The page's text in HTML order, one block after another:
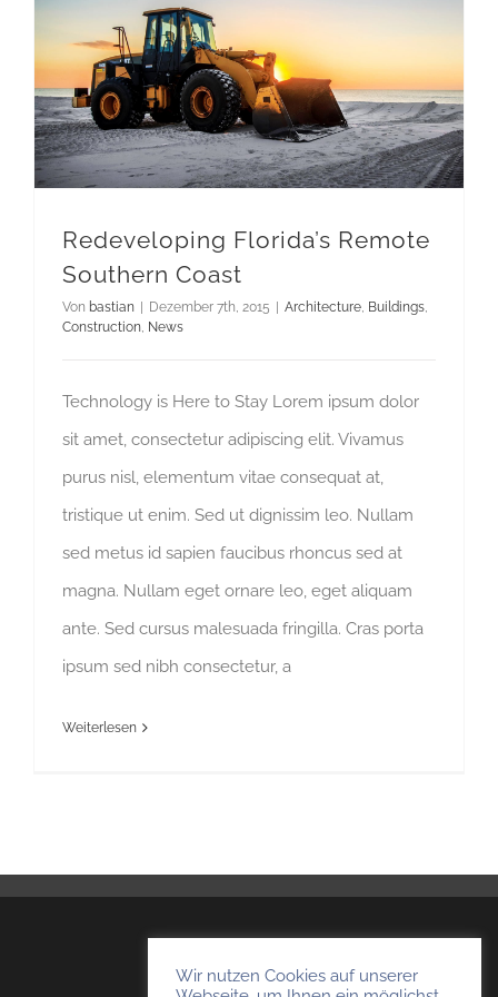
Redeveloping Florida’s Remote
Southern Coast
Von bastian | Dezember 7th, 2015 | Architecture, Buildings,
Construction, News
Technology is Here to Stay Lorem ipsum dolor
sit amet, consectetur adipiscing elit. Vivamus
purus nisl, elementum vitae consequat at,
tristique ut enim. Sed ut dignissim leo. Nullam
sed metus id sapien faucibus rhoncus sed at
magna. Nullam eget ornare leo, eget aliquam
ante. Sed cursus malesuada fringilla. Cras porta
ipsum sed nibh consectetur, a
Weiterlesen
Wir nutzen Cookies auf unserer